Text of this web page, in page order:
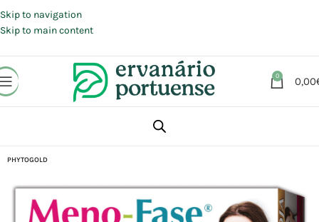
Skip to navigation
Skip to main content
0 0,00
Suplementos alimentares
PHYTOGOLD